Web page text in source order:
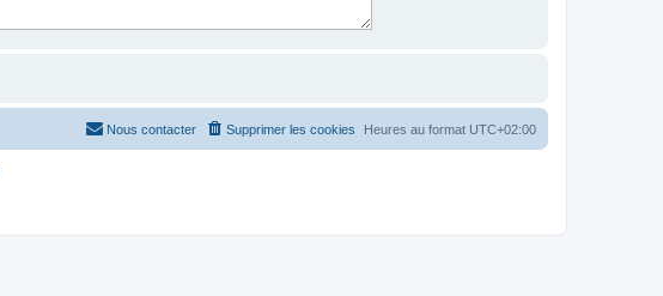
Heures au format UTC+02:00
Supprimer les cookies
Nous contacter